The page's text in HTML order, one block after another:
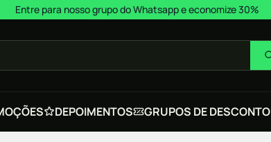
Entre para nosso grupo do Whatsapp e economize 30%
DEPOIMENTOS GRUPOS DE DESCONTO